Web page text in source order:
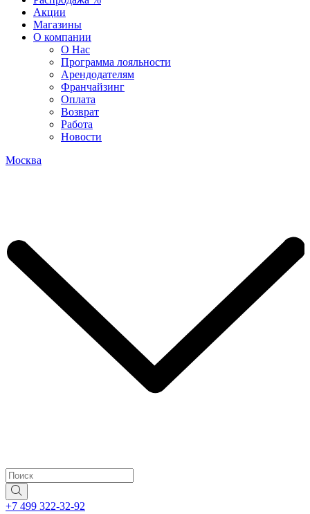
Акции
Магазины
О компании
О Нас
Программа лояльности
Арендодателям
Франчайзинг
Оплата
Возврат
Работа
Новости
Москва
+7 499 322-32-92